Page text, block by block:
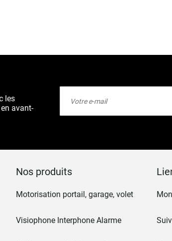
les
avant-
notre
:
Nos produits
Motorisation portail, garage, volet
Visiophone Interphone Alarme